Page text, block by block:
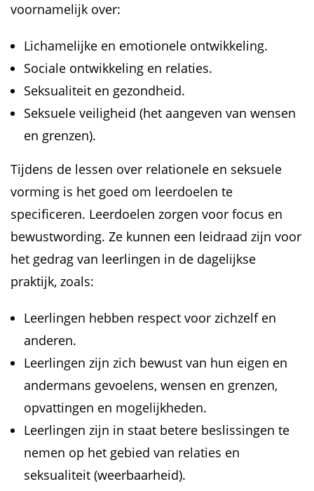
voornamelijk over:
Lichamelijke en emotionele ontwikkeling.
Sociale ontwikkeling en relaties.
Seksualiteit en gezondheid.
Seksuele veiligheid (het aangeven van wensen
en grenzen).
Tijdens de lessen over relationele en seksuele
vorming is het goed om leerdoelen te
specificeren. Leerdoelen zorgen voor focus en
bewustwording. Ze kunnen een leidraad zijn voor
het gedrag van leerlingen in de dagelijkse
praktijk, zoals:
Leerlingen hebben respect voor zichzelf en
anderen.
Leerlingen zijn zich bewust van hun eigen en
andermans gevoelens, wensen en grenzen,
opvattingen en mogelijkheden.
Leerlingen zijn in staat betere beslissingen te
nemen op het gebied van relaties en
seksualiteit (weerbaarheid).